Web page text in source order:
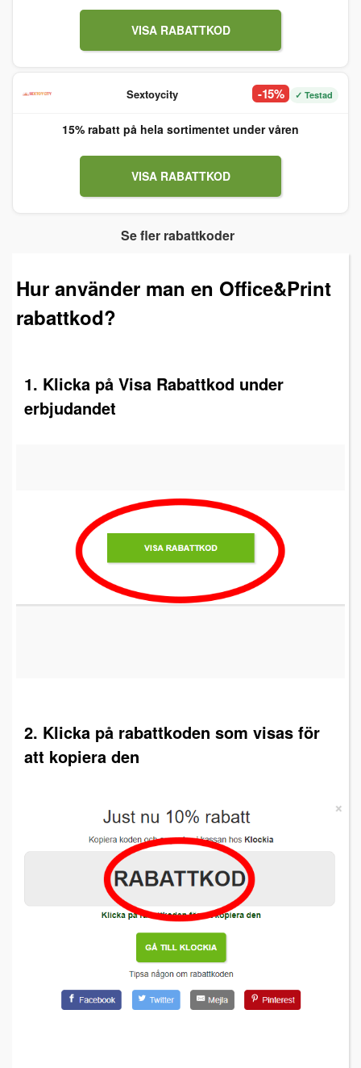
VISA RABATTKOD
Sextoycity -15% ✓ Testad
15% rabatt på hela sortimentet under våren
VISA RABATTKOD
Se fler rabattkoder
Hur använder man en Office&Print
rabattkod?
1. Klicka på Visa Rabattkod under
erbjudandet
2. Klicka på rabattkoden som visas för
att kopiera den